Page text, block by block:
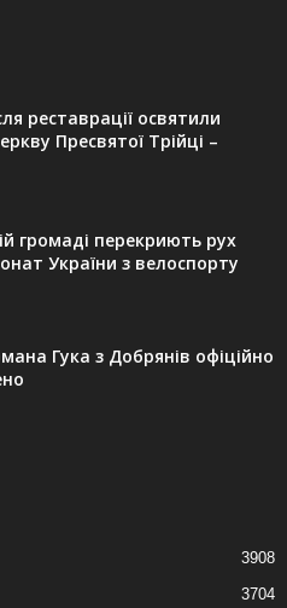
реставрації освятили
Пресвятої Трійці –
громаді перекриють рух
України з велоспорту
Гука з Добрянів офіційно
3908
3704